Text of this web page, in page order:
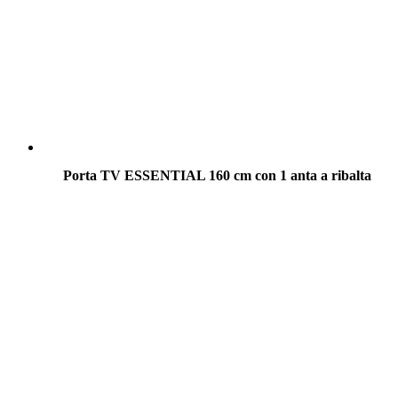
Porta TV ESSENTIAL 160 cm con 1 anta a ribalta